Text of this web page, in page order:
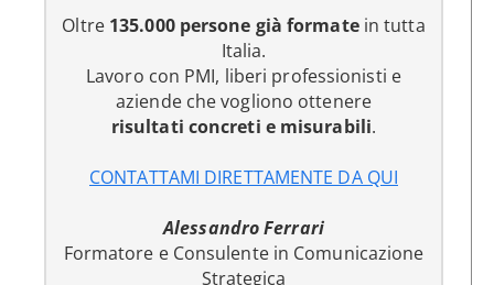
Oltre 135.000 persone già formatein tutta
Italia.
Lavoro con PMI, liberi professionisti e
aziende che vogliono ottenere
risultati concreti e misurabili.
CONTATTAMI DIRETTAMENTE DA QUI
Alessandro Ferrari
Formatore e Consulente in Comunicazione
Strategica